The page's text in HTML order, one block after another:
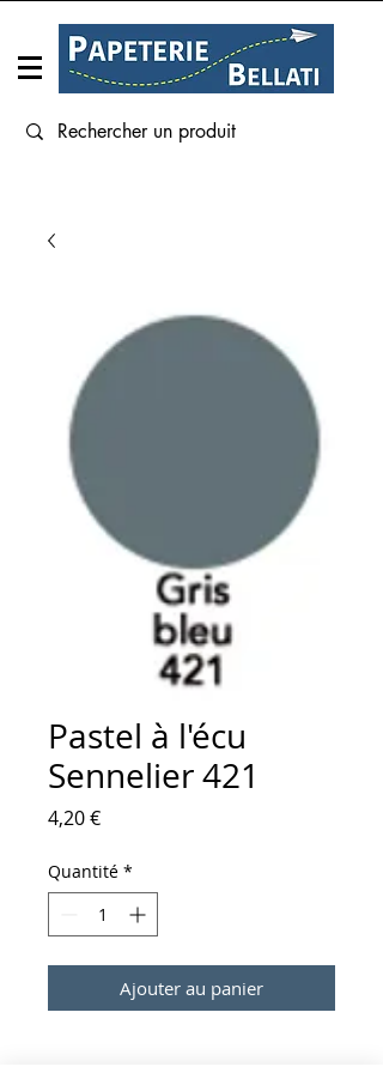
Pastel à l'écu
Sennelier 421
4,20 €Prix
Quantité *
Ajouter au panier